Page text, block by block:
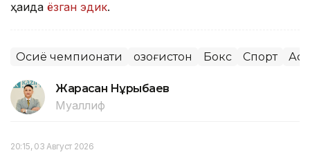
ҳақида ёзган эдик.
Осиё чемпионати Қозоғистон Бокс Спорт
Жарасқан Нұрыбаев
Муаллиф
20:15, 03 Август 2026